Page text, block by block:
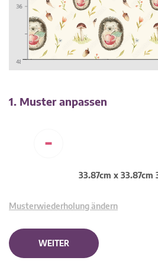
1. Muster anpassen
-
33.87cm x 33.87cm
Musterwiederholung ändern
WEITER